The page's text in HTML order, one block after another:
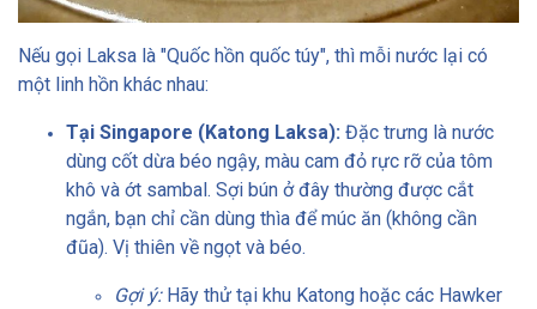
Nếu gọi Laksa là "Quốc hồn quốc túy", thì mỗi nước lại có
một linh hồn khác nhau:
Tại Singapore (Katong Laksa): Đặc trưng là nước
dùng cốt dừa béo ngậy, màu cam đỏ rực rỡ của tôm
khô và ớt sambal. Sợi bún ở đây thường được cắt
ngắn, bạn chỉ cần dùng thìa để múc ăn (không cần
đũa). Vị thiên về ngọt và béo.
Gợi ý:Hãy thử tại khu Katong hoặc các Hawker